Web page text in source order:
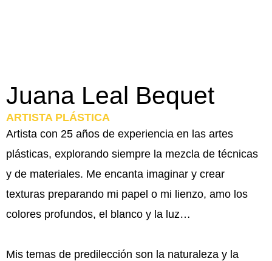
Juana Leal Bequet
ARTISTA PLÁSTICA
Artista con 25 años de experiencia en las artes
plásticas, explorando siempre la mezcla de técnicas
y de materiales. Me encanta imaginar y crear
texturas preparando mi papel o mi lienzo, amo los
colores profundos, el blanco y la luz…
Mis temas de predilección son la naturaleza y la